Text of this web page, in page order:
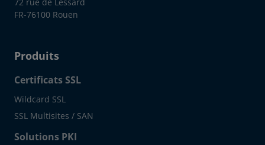
FR-76100 Rouen
Produits
Certificats SSL
Wildcard SSL
SSL Multisites / SAN
Solutions PKI